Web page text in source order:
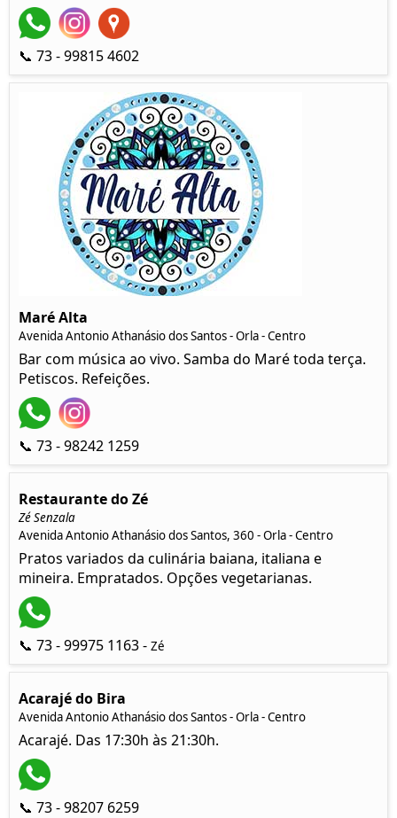
📞 73 - 99815 4602
Maré Alta
Avenida Antonio Athanásio dos Santos - Orla - Centro
Bar com música ao vivo. Samba do Maré toda terça.
Petiscos. Refeições.
📞 73 - 98242 1259
Restaurante do Zé
Zé Senzala
Avenida Antonio Athanásio dos Santos, 360 - Orla - Centro
Pratos variados da culinária baiana, italiana e
mineira. Empratados. Opções vegetarianas.
📞 73 - 99975 1163 - Zé
Acarajé do Bira
Avenida Antonio Athanásio dos Santos - Orla - Centro
Acarajé. Das 17:30h às 21:30h.
📞 73 - 98207 6259